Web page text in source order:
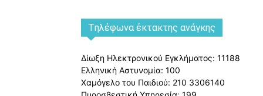
Tηλέφωνα έκτακτης ανάγκης
Δίωξη Ηλεκτρονικού Εγκλήματος: 11188
Ελληνική Αστυνομία: 100
Χαμόγελο του Παιδιού: 210 3306140